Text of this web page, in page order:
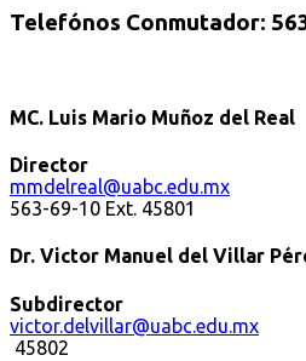
Telefónos Conmutador:
MC. Luis Mario Muñoz del Real
Director
mmdelreal@uabc.edu.mx
563-69-10 Ext. 45801
Dr. Victor Manuel del Villar
Subdirector
victor.delvillar@uabc.edu.mx
45802